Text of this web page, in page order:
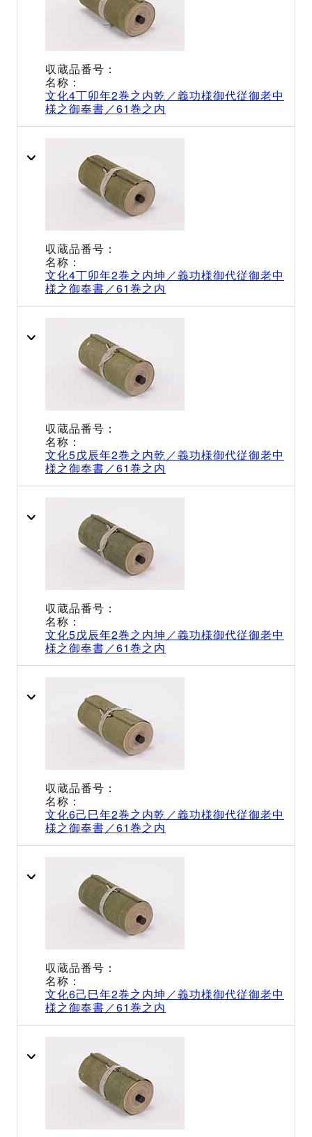
文化4丁卯年2巻之内乾／義功様御代従御老中
様之御奉書／61巻之内
文化4丁卯年2巻之内坤／義功様御代従御老中
様之御奉書／61巻之内
文化5戊辰年2巻之内乾／義功様御代従御老中
様之御奉書／61巻之内
文化5戊辰年2巻之内坤／義功様御代従御老中
様之御奉書／61巻之内
文化6己巳年2巻之内乾／義功様御代従御老中
様之御奉書／61巻之内
文化6己巳年2巻之内坤／義功様御代従御老中
様之御奉書／61巻之内